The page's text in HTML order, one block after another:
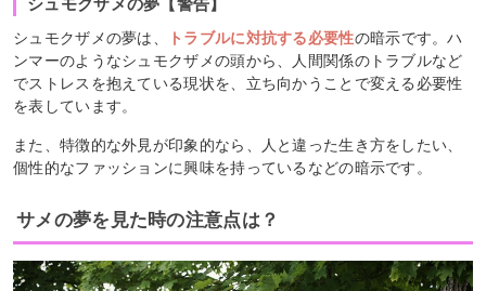
シュモクザメの夢は、 トラブルに対抗する必要性の暗示です。ハ
ンマーのようなシュモクザメの頭から、人間関係のトラブルなど
でストレスを抱えている現状を、立ち向かうことで変える必要性
を表しています。
また、特徴的な外見が印象的なら、人と違った生き方をしたい、
個性的なファッションに興味を持っているなどの暗示です。
サメの夢を見た時の注意点は？